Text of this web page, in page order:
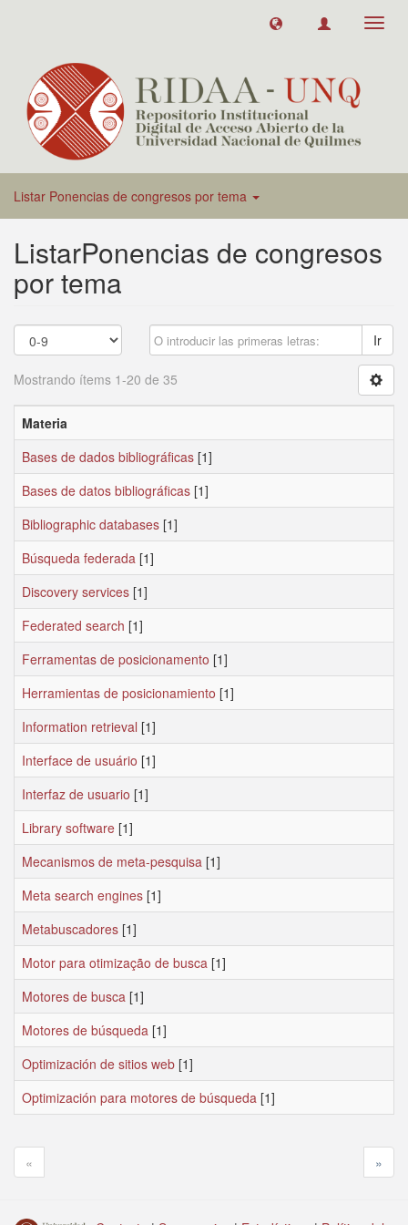
Listar Ponencias de congresos por tema
ListarPonencias de congresos
por tema
Ir
Mostrando ítems 1-20 de 35
Materia
Bases de dados bibliográficas [1]
Bases de datos bibliográficas [1]
Bibliographic databases [1]
Búsqueda federada [1]
Discovery services [1]
Federated search [1]
Ferramentas de posicionamento [1]
Herramientas de posicionamiento [1]
Information retrieval [1]
Interface de usuário [1]
Interfaz de usuario [1]
Library software [1]
Mecanismos de meta-pesquisa [1]
Meta search engines [1]
Metabuscadores [1]
Motor para otimização de busca [1]
Motores de busca [1]
Motores de búsqueda [1]
Optimización de sitios web [1]
Optimización para motores de búsqueda [1]
« »